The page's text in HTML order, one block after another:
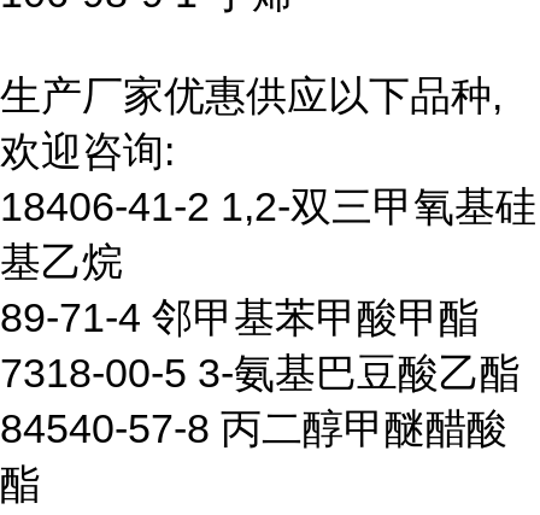
生产厂家优惠供应以下品种,
欢迎咨询:
18406-41-2 1,2-双三甲氧基硅
基乙烷
89-71-4 邻甲基苯甲酸甲酯
7318-00-5 3-氨基巴豆酸乙酯
84540-57-8 丙二醇甲醚醋酸
酯